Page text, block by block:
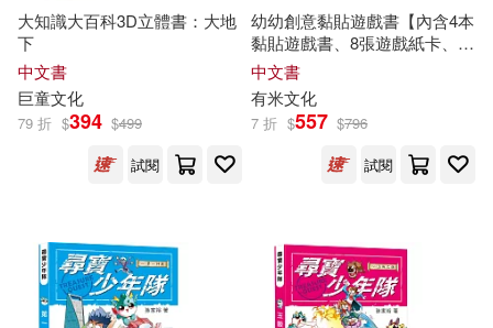
大知識大百科3D立體書：大地
下
中文書
巨童文化
79 折 $394 $499
試閱
幼幼創意黏貼遊戲書【內含4本
黏貼遊戲書、8張遊戲紙卡、
240組魔鬼氈】
中文書
有米文化
7 折 $557 $796
試閱